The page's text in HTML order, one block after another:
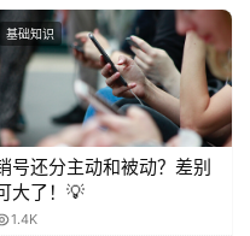
基础知识
号还分主动和被动？差别
大了！💡
1.4K